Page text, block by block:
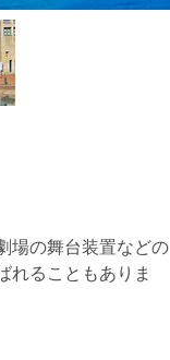
場の舞台装置などの
れることもありま